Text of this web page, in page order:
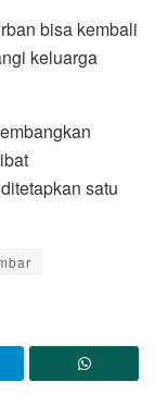
bisa kembali
keluarga
satu